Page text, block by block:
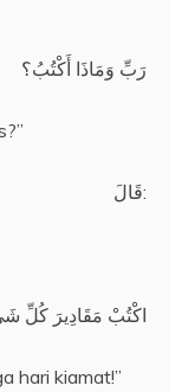
رَبِّ وَمَاذَا أَكْتُبُ؟
قَالَ:
اكْتُبْ مَقَادِيرَ كُلِّ
hari kiamat!”